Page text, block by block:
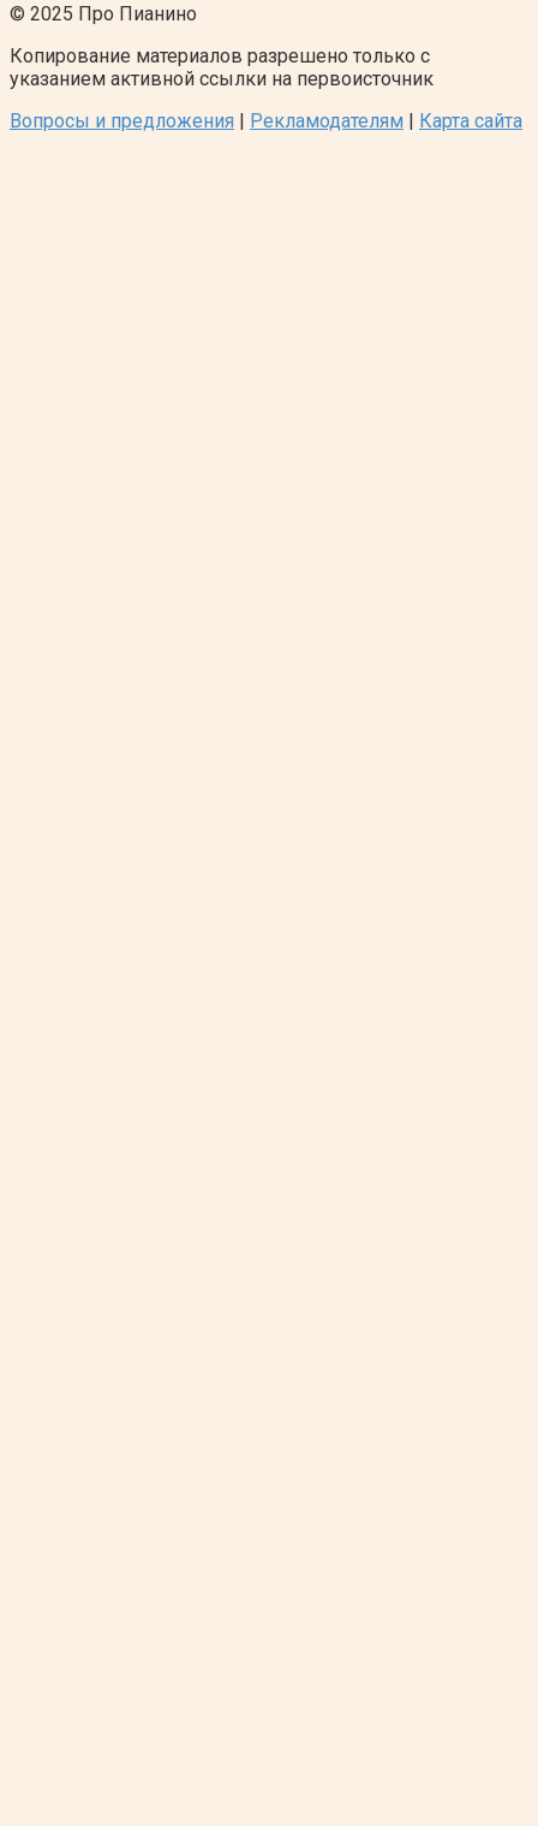
© 2025 Про Пианино
Копирование материалов разрешено только с
указанием активной ссылки на первоисточник
Вопросы и предложения | Рекламодателям | Карта сайта